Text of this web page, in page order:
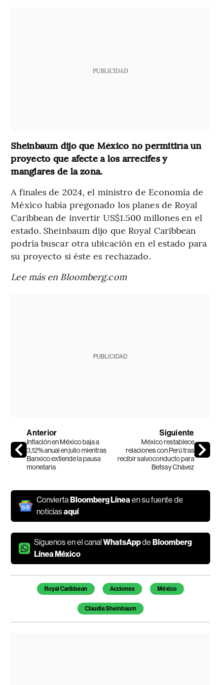
PUBLICIDAD
Sheinbaum dijo que México no permitiría un
proyecto que afecte a los arrecifes y
manglares de la zona.
A finales de 2024, el ministro de Economía de
México había pregonado los planes de Royal
Caribbean de invertir US$1.500 millones en el
estado. Sheinbaum dijo que Royal Caribbean
podría buscar otra ubicación en el estado para
su proyecto si éste es rechazado.
Lee más en Bloomberg.com
PUBLICIDAD
Anterior
Inflación en México baja a
3,12% anual en julio mientras
Banxico extiende la pausa
monetaria
Siguiente
México restablece
relaciones con Perú tras
recibir salvoconducto para
Betssy Chávez
ConviertaBloomberg Línea en su fuente de
noticiasaquí
Síguenos en el canalWhatsAppdeBloomberg
Línea México
Temas de este artículo
Royal Caribbean Acciones México
Claudia Sheinbaum